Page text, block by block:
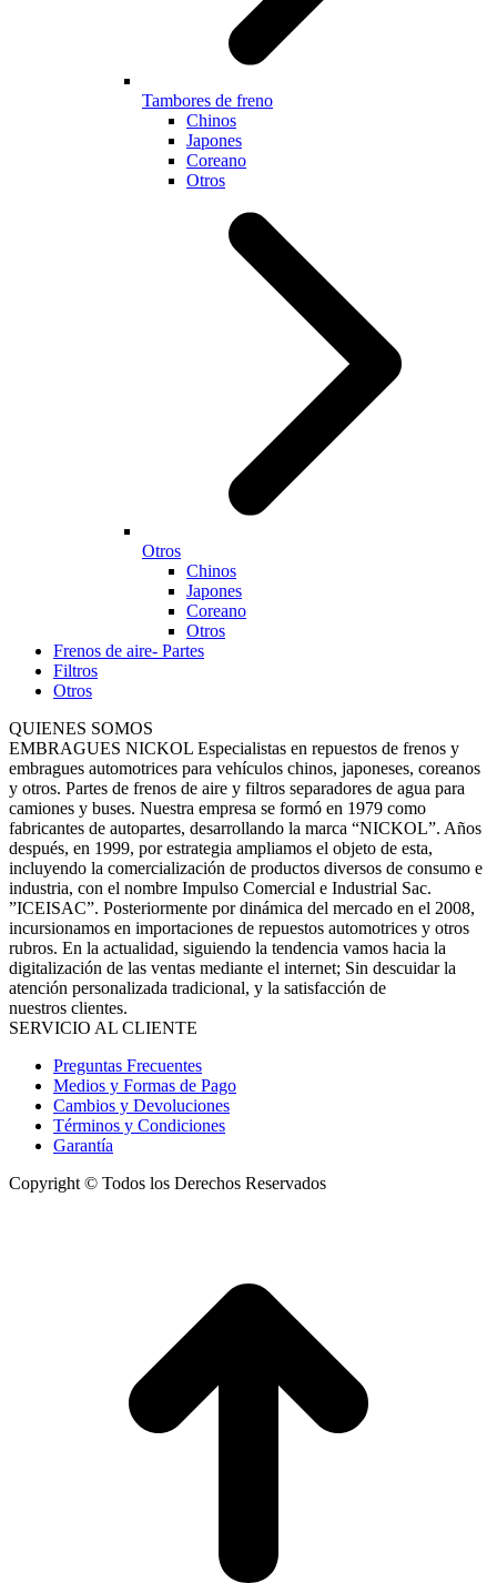
Tambores de freno
Chinos
Japones
Coreano
Otros
Otros
Chinos
Japones
Coreano
Otros
Frenos de aire- Partes
Filtros
Otros
QUIENES SOMOS
EMBRAGUES NICKOL Especialistas en repuestos de frenos y
embragues automotrices para vehículos chinos, japoneses, coreanos
y otros. Partes de frenos de aire y filtros separadores de agua para
camiones y buses. Nuestra empresa se formó en 1979 como
fabricantes de autopartes, desarrollando la marca “NICKOL”. Años
después, en 1999, por estrategia ampliamos el objeto de esta,
incluyendo la comercialización de productos diversos de consumo e
industria, con el nombre Impulso Comercial e Industrial Sac.
”ICEISAC”. Posteriormente por dinámica del mercado en el 2008,
incursionamos en importaciones de repuestos automotrices y otros
rubros. En la actualidad, siguiendo la tendencia vamos hacia la
digitalización de las ventas mediante el internet; Sin descuidar la
atención personalizada tradicional, y la satisfacción de
nuestros clientes.
SERVICIO AL CLIENTE
Preguntas Frecuentes
Medios y Formas de Pago
Cambios y Devoluciones
Términos y Condiciones
Garantía
Copyright © Todos los Derechos Reservados